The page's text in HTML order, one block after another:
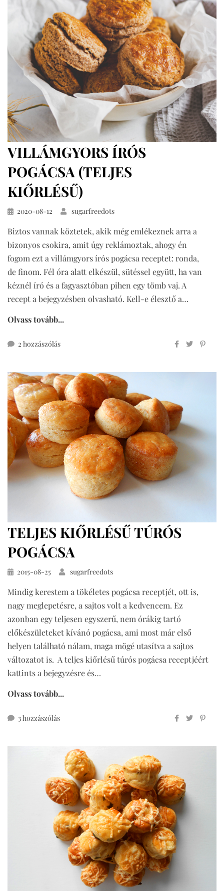
(teljes
kiőrlésű)
VILLÁMGYORS ÍRÓS
POGÁCSA (TELJES
KIŐRLÉSŰ)
Közzétéve
2020-08-12 sugarfreedots
Biztos vannak köztetek, akik még emlékeznek arra a
bizonyos csokira, amit úgy reklámoztak, ahogy én
fogom ezt a villámgyors írós pogácsa receptet: ronda,
de finom. Fél óra alatt elkészül, sütéssel együtt, ha van
kéznél író és a fagyasztóban pihen egy tömb vaj. A
recept a bejegyzésben olvasható. Kell-e élesztő a…
Olvass tovább...
2 hozzászólásvillámgyors
(teljes
kiőrlésű)
című
bejegyzéshez
TELJES KIŐRLÉSŰ TÚRÓS
POGÁCSA
Közzétéve
2015-08-25 sugarfreedots
Mindig kerestem a tökéletes pogácsa receptjét, ott is,
nagy meglepetésre, a sajtos volt a kedvencem. Ez
azonban egy teljesen egyszerű, nem órákig tartó
előkészületeket kívánó pogácsa, ami most már első
helyen található nálam, maga mögé utasítva a sajtos
változatot is. A teljes kiőrlésű túrós pogácsa receptjéért
kattints a bejegyzésre és…
Olvass tovább...
3 hozzászólásteljes
pogácsa
című
bejegyzéshez